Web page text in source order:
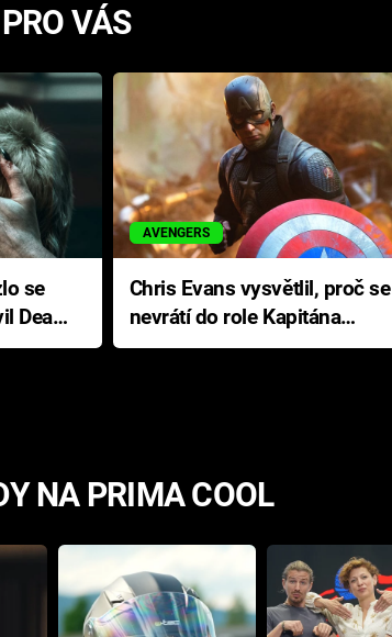
VÁS
Dead
AVENGERS
Chris Evans vysvětlil, proč se
nevrátí do role Kapitána
Ameriky
NA PRIMA COOL